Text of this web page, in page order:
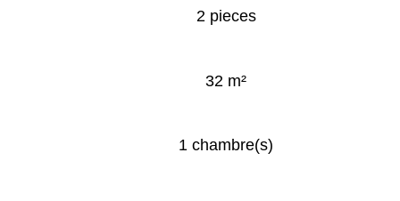
2 pieces
32 m²
1 chambre(s)